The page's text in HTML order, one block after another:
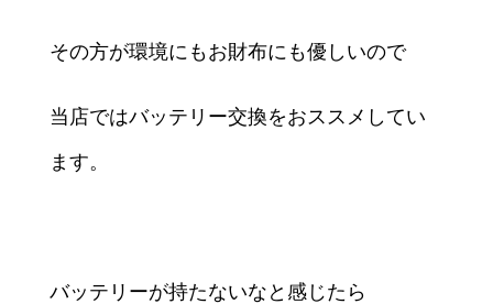
その方が環境にもお財布にも優しいので
当店ではバッテリー交換をおススメしてい
ます。
バッテリーが持たないなと感じたら